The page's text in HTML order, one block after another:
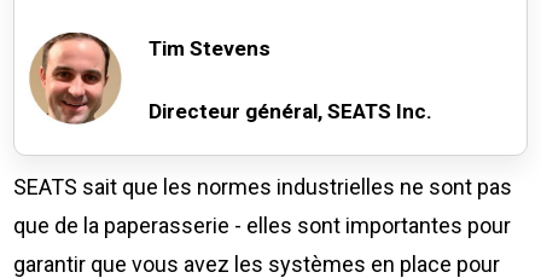
Tim Stevens
Directeur général, SEATS Inc.
SEATS sait que les normes industrielles ne sont pas
que de la paperasserie - elles sont importantes pour
garantir que vous avez les systèmes en place pour